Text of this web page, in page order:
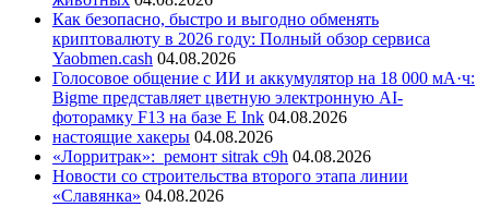
Как безопасно, быстро и выгодно обменять
криптовалюту в 2026 году: Полный обзор сервиса
Yaobmen.cash 04.08.2026
Голосовое общение с ИИ и аккумулятор на 18 000 мА·ч:
Bigme представляет цветную электронную AI-
фоторамку F13 на базе E Ink 04.08.2026
настоящие хакеры 04.08.2026
«Лорритрак»: ремонт sitrak c9h 04.08.2026
Новости со строительства второго этапа линии
«Славянка» 04.08.2026